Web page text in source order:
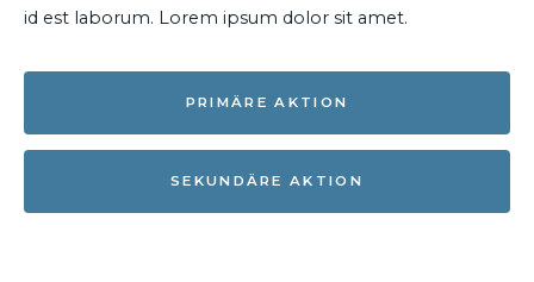
id est laborum. Lorem ipsum dolor sit amet.
PRIMÄRE AKTION
SEKUNDÄRE AKTION